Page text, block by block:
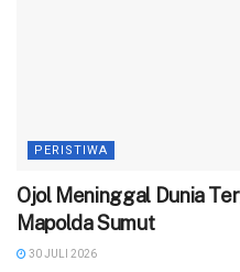
PERISTIWA
Ojol Meninggal Dunia
Mapolda Sumut
30 JULI 2026